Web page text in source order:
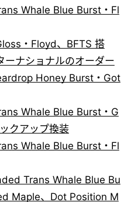
Whale Blue Burst・Fl
・Floyd、BFTS 搭
ーナショナルのオーダー
Honey Burst・Got
Whale Blue Burst・G
クアップ換装
Whale Blue Burst・Fl
Trans Whale Blue Bu
Maple、Dot Position M